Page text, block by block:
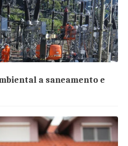
a saneamento e